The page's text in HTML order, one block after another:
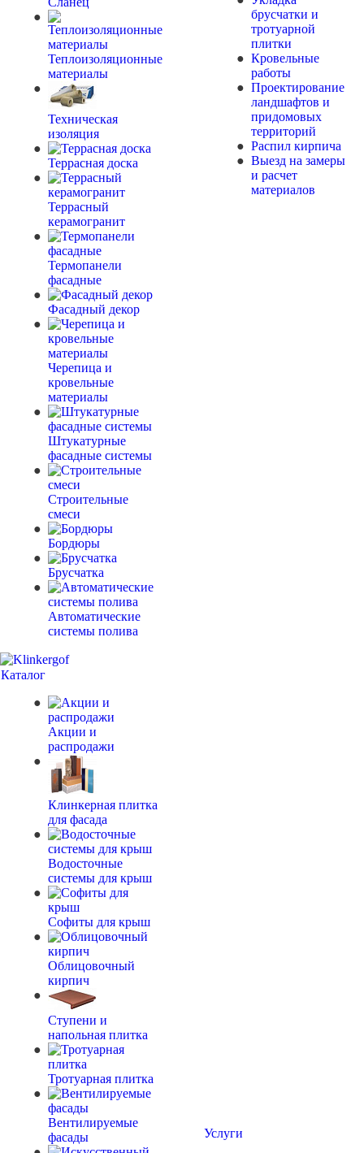
Теплоизоляционные
материалы
Техническая
изоляция
Террасная доска
Террасный
керамогранит
Термопанели
фасадные
Фасадный декор
Черепица и
кровельные
материалы
Штукатурные
фасадные системы
Строительные
смеси
Бордюры
Брусчатка
Автоматические
системы полива
брусчатки и
тротуарной
плитки
Кровельные
работы
Проектирование
ландшафтов и
придомовых
территорий
Распил кирпича
Выезд на замеры
и расчет
материалов
Каталог
Акции и
распродажи
Клинкерная плитка
для фасада
Водосточные
системы для крыш
Софиты для крыш
Облицовочный
кирпич
Ступени и
напольная плитка
Тротуарная плитка
Вентилируемые
фасады
Услуги